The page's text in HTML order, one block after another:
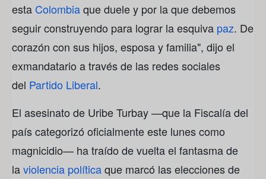
esta Colombiaque duele y por la que debemos
seguir construyendo para lograr la esquiva paz. De
corazón con sus hijos, esposa y familia", dijo el
exmandatario a través de las redes sociales
del Partido Liberal.
El asesinato de Uribe Turbay —que la Fiscalía del
país categorizó oficialmente este lunes como
magnicidio— ha traído de vuelta el fantasma de
laviolencia políticaque marcó las elecciones de